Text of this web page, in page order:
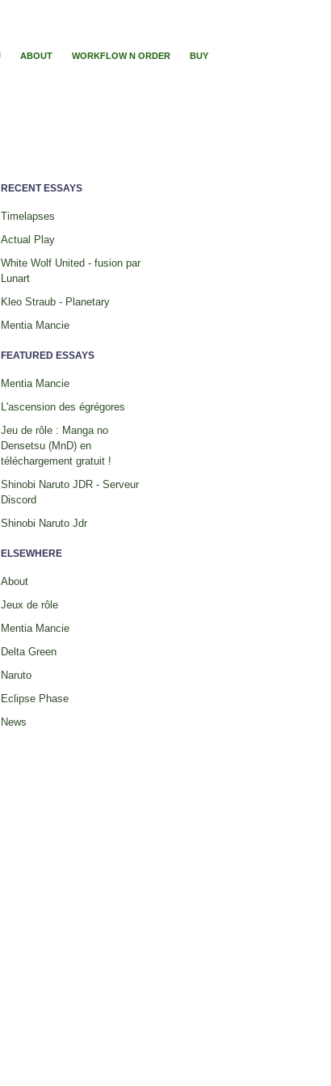
ABOUT WORKFLOW N ORDER BUY
RECENT ESSAYS
Timelapses
Actual Play
White Wolf United - fusion par
Lunart
Kleo Straub - Planetary
Mentia Mancie
FEATURED ESSAYS
Mentia Mancie
L'ascension des égrégores
Jeu de rôle : Manga no
Densetsu (MnD) en
téléchargement gratuit !
Shinobi Naruto JDR - Serveur
Discord
Shinobi Naruto Jdr
ELSEWHERE
About
Jeux de rôle
Mentia Mancie
Delta Green
Naruto
Eclipse Phase
News